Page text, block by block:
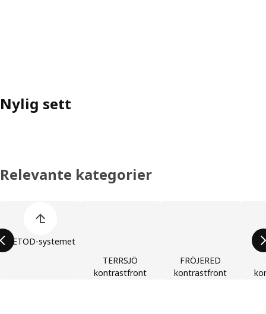
Nylig sett
Relevante kategorier
METOD-systemet
TERRSJÖ
kontrastfront
FRÖJERED
kontrastfront